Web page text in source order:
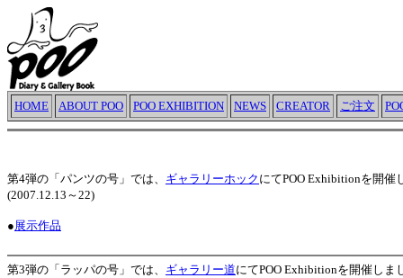
HOME ABOUT POO POO EXHIBITION NEWS CREATOR ご注文
第4弾の「パンツの号」では、 ギャラリーホック にてPOO Exhibitionを開催
(2007.12.13～22)
●展示作品
第3弾の「ラッパの号」では、 ギャラリー道にてPOO Exhibitionを開催しま